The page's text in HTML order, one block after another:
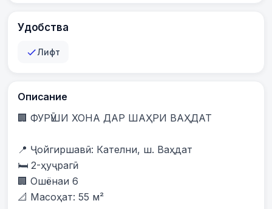
Удобства
Лифт
Описание
🏢 ФУРӮШИ ХОНА ДАР ШАҲРИ ВАҲДАТ
📍 Ҷойгиршавӣ: Кателни, ш. Ваҳдат
🛏️ 2-ҳуҷрагӣ
🏢 Ошёнаи 6
📐 Масоҳат: 55 м²